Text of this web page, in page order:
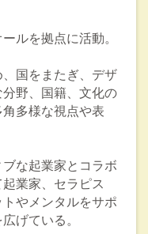
ルを拠点に活動。
国をまたぎ、デザ
野、国籍、文化の
多様な視点や表
な起業家とコラボ
業家、セラピス
やメンタルをサポ
げている。